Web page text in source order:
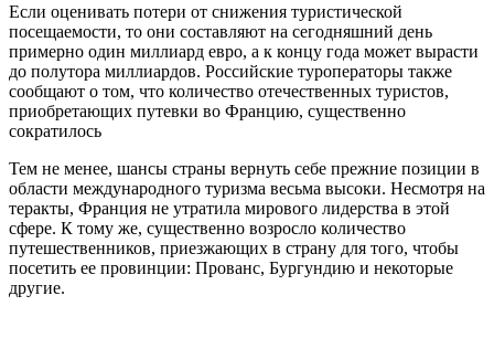
Если оценивать потери от снижения туристической
посещаемости, то они составляют на сегодняшний день
примерно один миллиард евро, а к концу года может вырасти
до полутора миллиардов. Российские туроператоры также
сообщают о том, что количество отечественных туристов,
приобретающих путевки во Францию, существенно
сократилось
Тем не менее, шансы страны вернуть себе прежние позиции в
области международного туризма весьма высоки. Несмотря на
теракты, Франция не утратила мирового лидерства в этой
сфере. К тому же, существенно возросло количество
путешественников, приезжающих в страну для того, чтобы
посетить ее провинции: Прованс, Бургундию и некоторые
другие.